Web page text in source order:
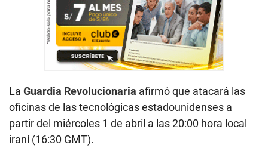
La Guardia Revolucionaria afirmó que atacará las
oficinas de las tecnológicas estadounidenses a
partir del miércoles 1 de abril a las 20:00 hora local
iraní (16:30 GMT).